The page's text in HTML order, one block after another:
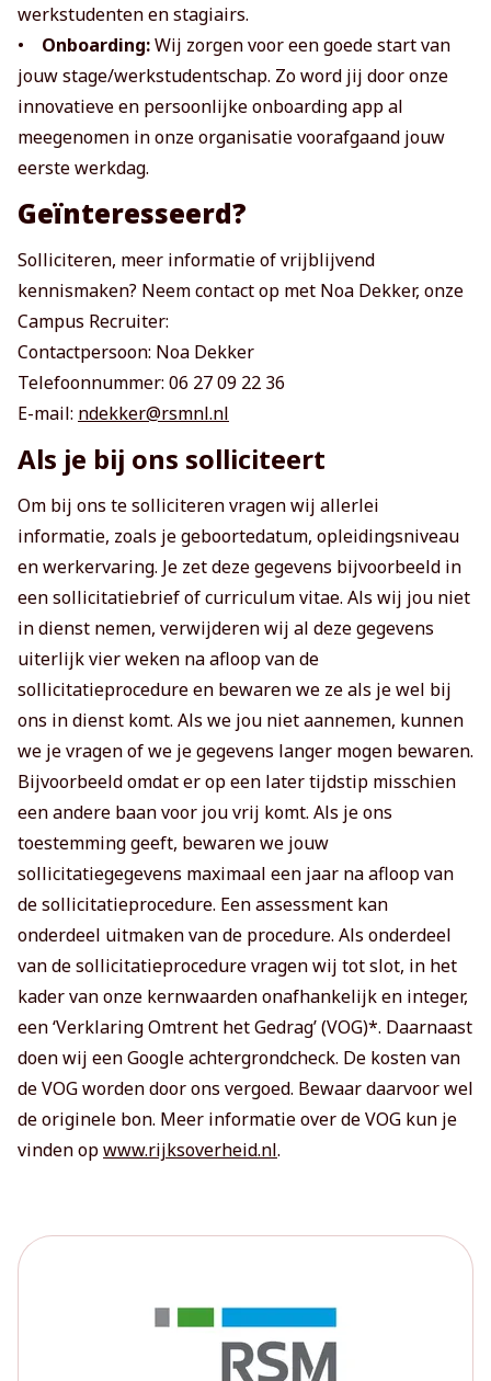
werkstudenten en stagiairs.
• Onboarding:Wij zorgen voor een goede start van
jouw stage/werkstudentschap. Zo word jij door onze
innovatieve en persoonlijke onboarding app al
meegenomen in onze organisatie voorafgaand jouw
eerste werkdag.
Geïnteresseerd?
Solliciteren, meer informatie of vrijblijvend
kennismaken? Neem contact op met Noa Dekker, onze
Campus Recruiter:
Contactpersoon: Noa Dekker
Telefoonnummer: 06 27 09 22 36
E-mail: ndekker@rsmnl.nl
Als je bij ons solliciteert
Om bij ons te solliciteren vragen wij allerlei
informatie, zoals je geboortedatum, opleidingsniveau
en werkervaring. Je zet deze gegevens bijvoorbeeld in
een sollicitatiebrief of curriculum vitae. Als wij jou niet
in dienst nemen, verwijderen wij al deze gegevens
uiterlijk vier weken na afloop van de
sollicitatieprocedure en bewaren we ze als je wel bij
ons in dienst komt. Als we jou niet aannemen, kunnen
we je vragen of we je gegevens langer mogen bewaren.
Bijvoorbeeld omdat er op een later tijdstip misschien
een andere baan voor jou vrij komt. Als je ons
toestemming geeft, bewaren we jouw
sollicitatiegegevens maximaal een jaar na afloop van
de sollicitatieprocedure. Een assessment kan
onderdeel uitmaken van de procedure. Als onderdeel
van de sollicitatieprocedure vragen wij tot slot, in het
kader van onze kernwaarden onafhankelijk en integer,
een ‘Verklaring Omtrent het Gedrag’ (VOG)*. Daarnaast
doen wij een Google achtergrondcheck. De kosten van
de VOG worden door ons vergoed. Bewaar daarvoor wel
de originele bon. Meer informatie over de VOG kun je
vinden opwww.rijksoverheid.nl.